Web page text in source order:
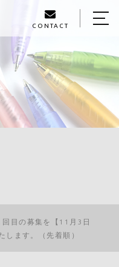
CONTACT
目の募集を【11月3日
ます。（先着順）